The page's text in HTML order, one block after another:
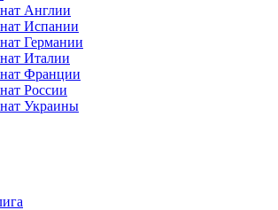
Англии
Испании
Германии
Италии
Франции
России
Украины